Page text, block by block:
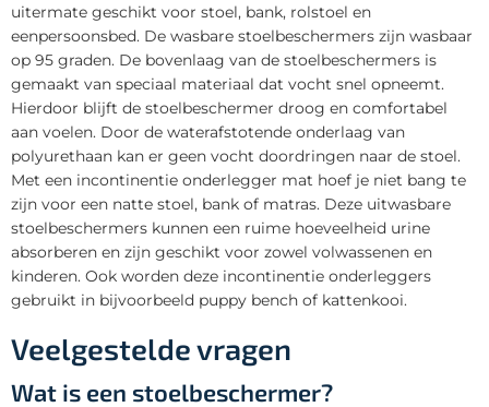
uitermate geschikt voor stoel, bank, rolstoel en
eenpersoonsbed. De wasbare stoelbeschermers zijn wasbaar
op 95 graden. De bovenlaag van de stoelbeschermers is
gemaakt van speciaal materiaal dat vocht snel opneemt.
Hierdoor blijft de stoelbeschermer droog en comfortabel
aan voelen. Door de waterafstotende onderlaag van
polyurethaan kan er geen vocht doordringen naar de stoel.
Met een incontinentie onderlegger mat hoef je niet bang te
zijn voor een natte stoel, bank of matras. Deze uitwasbare
stoelbeschermers kunnen een ruime hoeveelheid urine
absorberen en zijn geschikt voor zowel volwassenen en
kinderen. Ook worden deze incontinentie onderleggers
gebruikt in bijvoorbeeld puppy bench of kattenkooi.
Veelgestelde vragen
Wat is een stoelbeschermer?